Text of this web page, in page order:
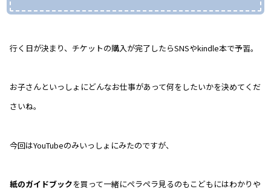
行く日が決まり、チケットの購入が完了したらSNSやkindle本で予習。
お子さんといっしょにどんなお仕事があって何をしたいかを決めてくだ
さいね。
今回はYouTubeのみいっしょにみたのですが、
紙のガイドブックを買って一緒にペラペラ見るのもこどもにはわかりや